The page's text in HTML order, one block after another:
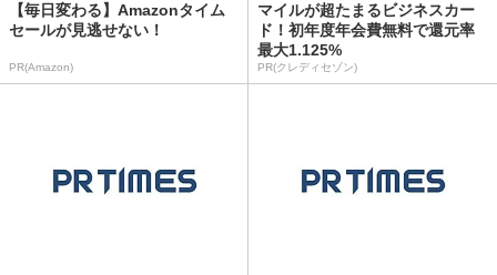
【毎日変わる】Amazonタイム
セールが見逃せない！
PR(Amazon)
マイルが超たまるビジネスカー
ド！初年度年会費無料で還元率
最大1.125%
PR(クレディセゾン)